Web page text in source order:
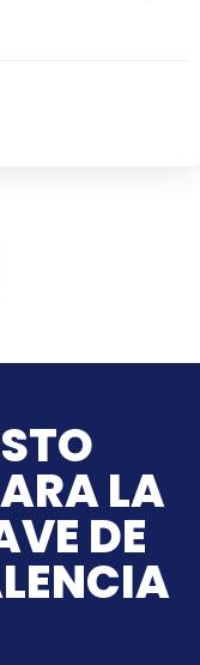
LA
DE